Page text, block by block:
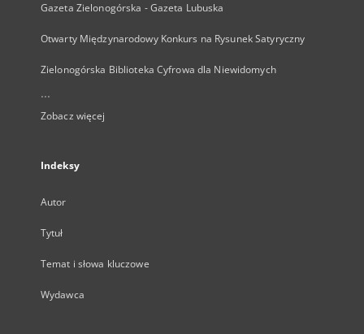
Gazeta Zielonogórska - Gazeta Lubuska
Otwarty Międzynarodowy Konkurs na Rysunek Satyryczny
Zielonogórska Biblioteka Cyfrowa dla Niewidomych
...
Zobacz więcej
Indeksy
Autor
Tytuł
Temat i słowa kluczowe
Wydawca